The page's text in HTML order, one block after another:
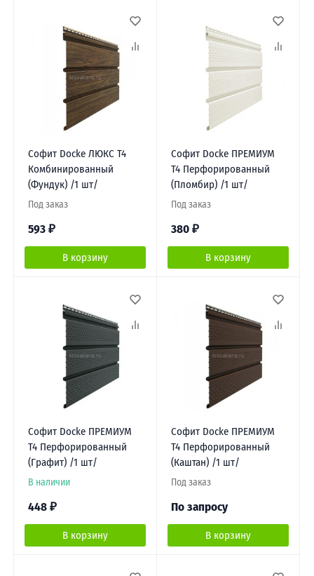
Софит Docke ЛЮКС Т4
Комбинированный
(Фундук) /1 шт/
Под заказ
593 ₽
В корзину
Софит Docke ПРЕМИУМ
Т4 Перфорированный
(Пломбир) /1 шт/
Под заказ
380 ₽
В корзину
Софит Docke ПРЕМИУМ
Т4 Перфорированный
(Графит) /1 шт/
В наличии
448 ₽
В корзину
Софит Docke ПРЕМИУМ
Т4 Перфорированный
(Каштан) /1 шт/
Под заказ
По запросу
В корзину